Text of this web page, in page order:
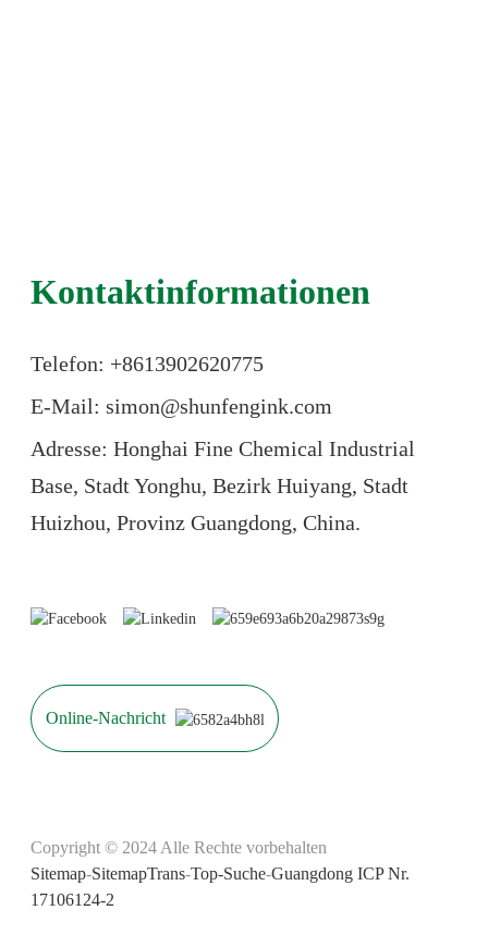
Kontaktinformationen
Telefon: +8613902620775
E-Mail: simon@shunfengink.com
Adresse: Honghai Fine Chemical Industrial
Base, Stadt Yonghu, Bezirk Huiyang, Stadt
Huizhou, Provinz Guangdong, China.
Online-Nachricht
Copyright © 2024 Alle Rechte vorbehalten
Sitemap-SitemapTrans-Top-Suche-Guangdong ICP Nr.
17106124-2